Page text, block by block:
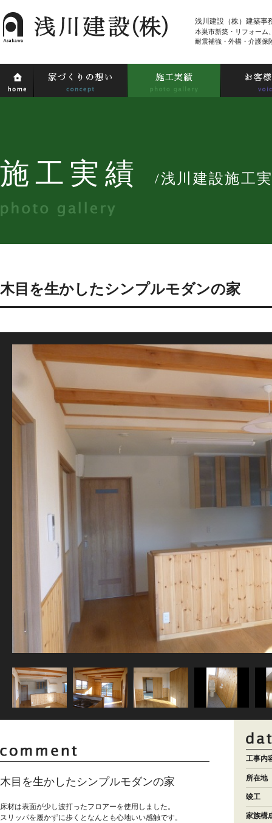
浅川建設（株）建築事
本巣市新築・リフォーム
耐震補強・外構・介護保
施工実績 /浅川建設施工
木目を生かしたシンプルモダンの家
木目を生かしたシンプルモダンの家
床材は表面が少し波打ったフロアーを使用しました。
スリッパを履かずに歩くとなんとも心地いい感触です。
工事内
所在地
竣工
家族構